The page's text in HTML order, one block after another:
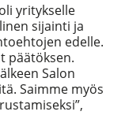
yritykselle
sijainti ja
edelle.
päätöksen.
Salon
Saimme myös